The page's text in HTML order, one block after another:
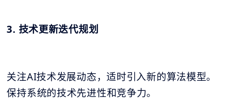
3. 技术更新迭代规划
关注AI技术发展动态，适时引入新的算法模型。
保持系统的技术先进性和竞争力。